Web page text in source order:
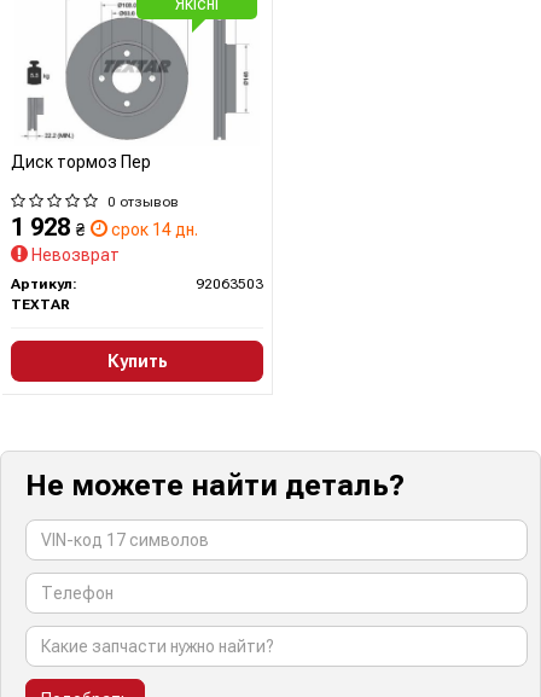
Диск тормоз Пер
0 отзывов
1 928 ₴
срок 14 дн.
Невозврат
Артикул:
92063503
TEXTAR
Купить
Якісні
Не можете найти деталь?